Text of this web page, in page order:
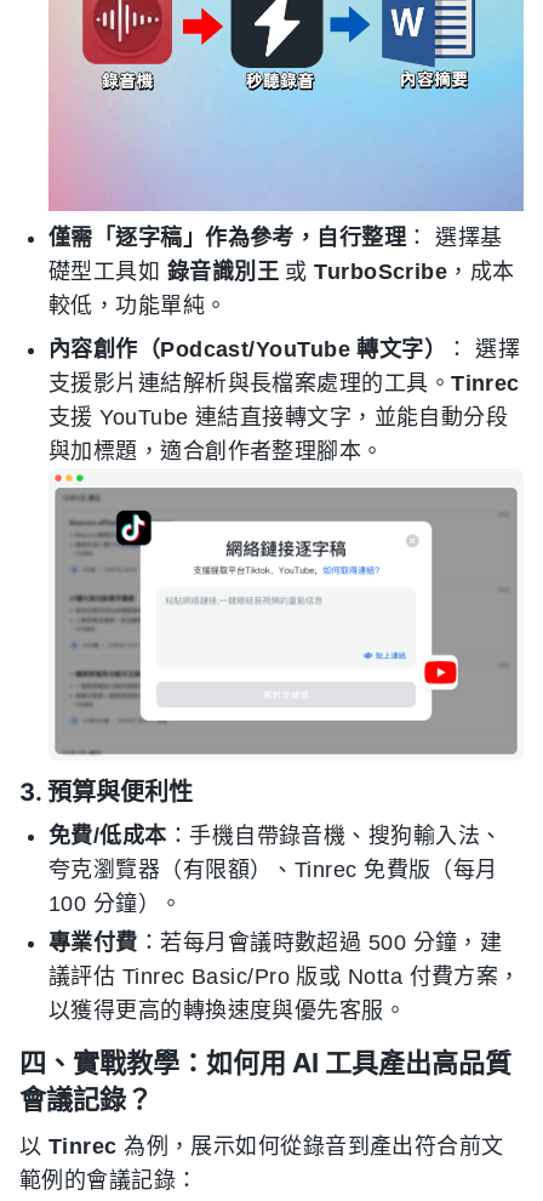
僅需「逐字稿」作為參考，自行整理： 選擇基
礎型工具如 錄音識別王或TurboScribe ，成本
較低，功能單純。
內容創作（Podcast/YouTube 轉文字）
： 選擇
支援影片連結解析與長檔案處理的工具。Tinrec
支援 YouTube 連結直接轉文字，並能自動分段
與加標題，適合創作者整理腳本。
3. 預算與便利性
免費/低成本 ：手機自帶錄音機、搜狗輸入法、
夸克瀏覽器（有限額）、Tinrec 免費版（每月
100 分鐘）。
專業付費 ：若每月會議時數超過 500 分鐘，建
議評估 Tinrec Basic/Pro 版或 Notta 付費方案，
以獲得更高的轉換速度與優先客服。
四、實戰教學：如何用 AI 工具產出高品質
會議記錄？
以 Tinrec 為例，展示如何從錄音到產出符合前文
範例的會議記錄：